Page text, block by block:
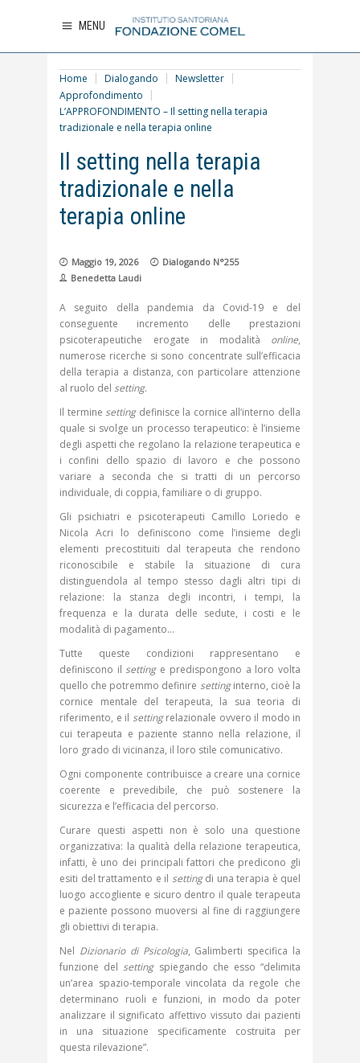
MENU
Home Dialogando
Newsletter
Approfondimento
L’APPROFONDIMENTO – Il setting nella terapia
tradizionale e nella terapia online
L’APPROFONDIMENTO –
Il setting nella terapia
tradizionale e nella
terapia online
Maggio 19, 2026
Dialogando N°255
Benedetta Laudi
A seguito della pandemia da Covid-19 e del
conseguente incremento delle prestazioni
psicoterapeutiche erogate in modalità online,
numerose ricerche si sono concentrate sull’efficacia
della terapia a distanza, con particolare attenzione
al ruolo del setting.
Il terminesettingdefinisce la cornice all’interno della
quale si svolge un processo terapeutico: è l’insieme
degli aspetti che regolano la relazione terapeutica e
i confini dello spazio di lavoro e che possono
variare a seconda che si tratti di un percorso
individuale, di coppia, familiare o di gruppo.
Gli psichiatri e psicoterapeuti Camillo Loriedo e
Nicola Acri lo definiscono come l’insieme degli
elementi precostituiti dal terapeuta che rendono
riconoscibile e stabile la situazione di cura
distinguendola al tempo stesso dagli altri tipi di
relazione: la stanza degli incontri, i tempi, la
frequenza e la durata delle sedute, i costi e le
modalità di pagamento…
Tutte queste condizioni rappresentano e
definiscono ilsettinge predispongono a loro volta
quello che potremmo definire settinginterno, cioè la
cornice mentale del terapeuta, la sua teoria di
riferimento, e il settingrelazionale ovvero il modo in
cui terapeuta e paziente stanno nella relazione, il
loro grado di vicinanza, il loro stile comunicativo.
Ogni componente contribuisce a creare una cornice
coerente e prevedibile, che può sostenere la
sicurezza e l’efficacia del percorso.
Curare questi aspetti non è solo una questione
organizzativa: la qualità della relazione terapeutica,
infatti, è uno dei principali fattori che predicono gli
esiti del trattamento e il settingdi una terapia è quel
luogo accogliente e sicuro dentro il quale terapeuta
e paziente possono muoversi al fine di raggiungere
gli obiettivi di terapia.
Nel Dizionario di Psicologia, Galimberti specifica la
funzione delsettingspiegando che esso “delimita
un’area spazio-temporale vincolata da regole che
determinano ruoli e funzioni, in modo da poter
analizzare il significato affettivo vissuto dai pazienti
in una situazione specificamente costruita per
questa rilevazione”.